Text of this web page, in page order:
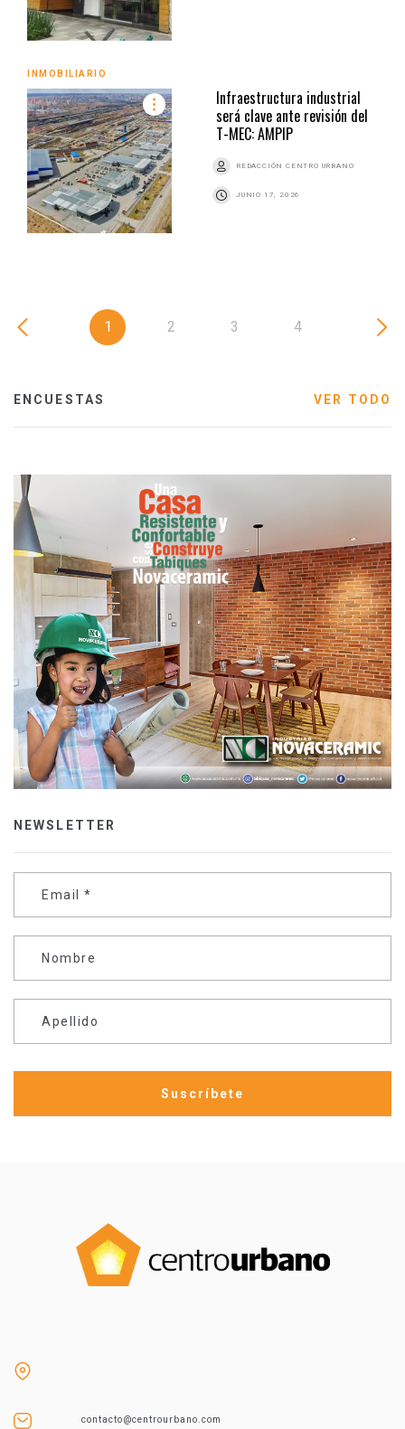
INMOBILIARIO
Infraestructura industrial
será clave ante revisión del
T-MEC: AMPIP
REDACCIÓN CENTRO URBANO
JUNIO 17, 2026
1 2 3 4
ENCUESTAS VER TODO
NEWSLETTER
Email *
Nombre
Apellido
contacto@centrourbano.com